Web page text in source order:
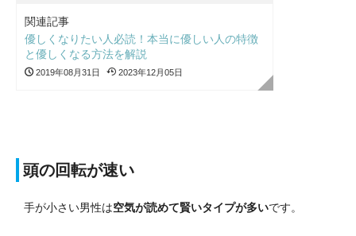
関連記事
優しくなりたい人必読！本当に優しい人の特徴
と優しくなる方法を解説
2019年08月31日 2023年12月05日
頭の回転が速い
手が小さい男性は空気が読めて賢いタイプが多いです。